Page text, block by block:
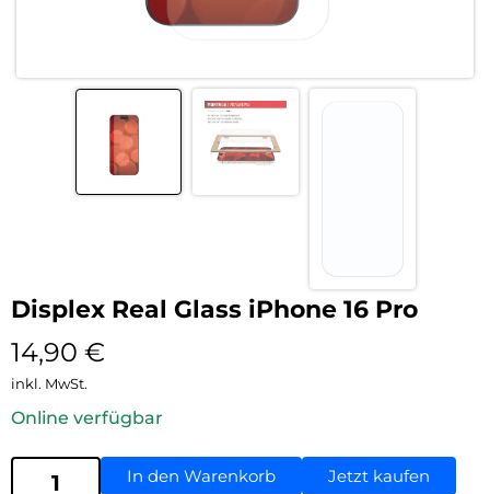
Displex Real Glass iPhone 16 Pro
14,90 €
inkl. MwSt.
Online verfügbar
In den Warenkorb Jetzt kaufen